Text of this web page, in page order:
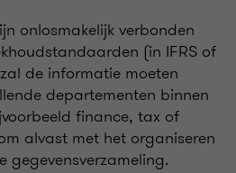
onlosmakelijk verbonden
(in IFRS of
de informatie moeten
departementen binnen
finance, tax of
alvast met het organiseren
gegevensverzameling.